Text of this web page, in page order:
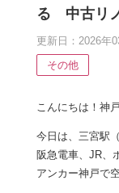
る 中古リ
更新日：2026年
その他
こんにちは！神
今日は、三宮駅
阪急電車、JR、
アンカー神戸で